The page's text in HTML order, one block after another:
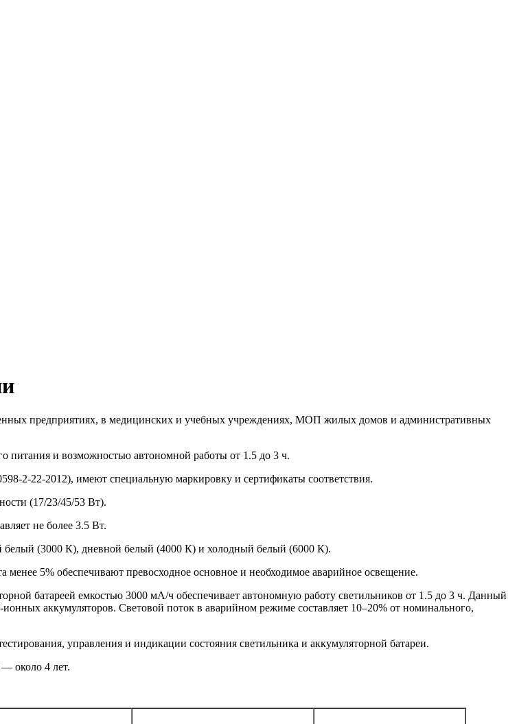
предприятиях, в медицинских и учебных учреждениях, МОП жилых домов и административных
питания и возможностью автономной работы от 1.5 до 3 ч.
2-22-2012), имеют специальную маркировку и сертификаты соответствия.
(17/23/45/53 Вт).
не более 3.5 Вт.
белый (3000 К), дневной белый (4000 К) и холодный белый (6000 К).
5% обеспечивают превосходное основное и необходимое аварийное освещение.
батареей емкостью 3000 мА/ч обеспечивает автономную работу светильников от 1.5 до 3 ч. Данный
аккумуляторов. Световой поток в аварийном режиме составляет 10–20% от номинального,
управления и индикации состояния светильника и аккумуляторной батареи.
около 4 лет.